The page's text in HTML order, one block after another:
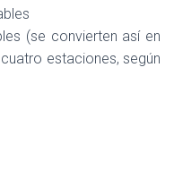
(se convierten así en
estaciones, según